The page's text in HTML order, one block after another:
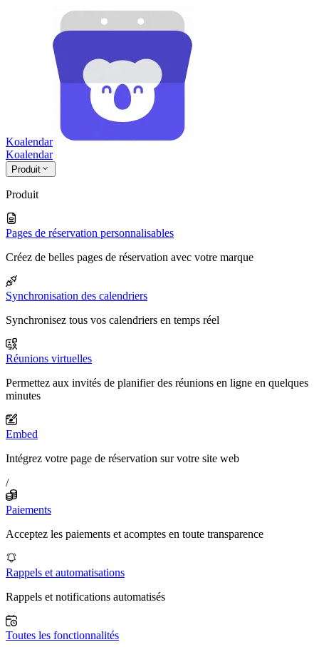
Koalendar
Koalendar
Produit
Produit
Pages de réservation personnalisables
Créez de belles pages de réservation avec votre marque
Synchronisation des calendriers
Synchronisez tous vos calendriers en temps réel
Réunions virtuelles
Permettez aux invités de planifier des réunions en ligne en quelques
minutes
Embed
Intégrez votre page de réservation sur votre site web
/
Paiements
Acceptez les paiements et acomptes en toute transparence
Rappels et automatisations
Rappels et notifications automatisés
Toutes les fonctionnalités